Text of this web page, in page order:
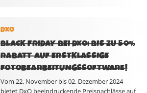
DXO
BLACK FRIDAY BEI DXO: BIS ZU 50%
RABATT AUF ERSTKLASSIGE
FOTOBEARBEITUNGSSOFTWARE!
Vom 22. November bis 02. Dezember 2024